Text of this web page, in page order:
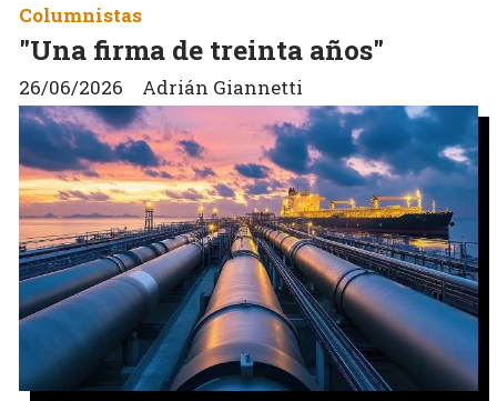
"Una firma de treinta años"
Adrián Giannetti
Columnistas
26/06/2026